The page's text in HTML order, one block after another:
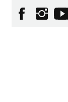
Facebook